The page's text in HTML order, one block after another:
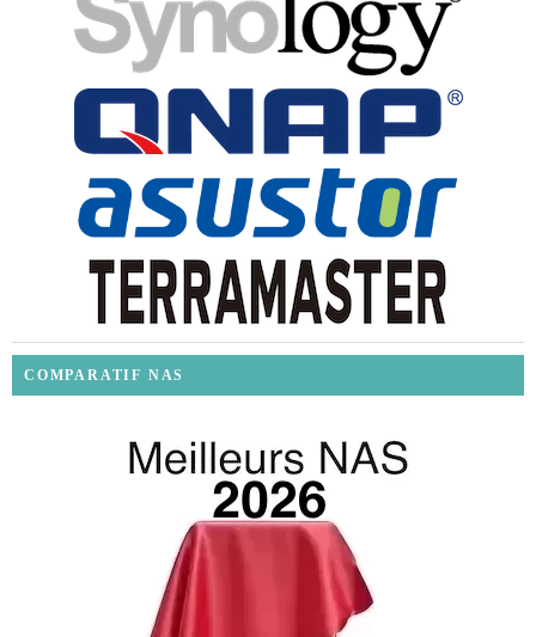
COMPARATIF NAS